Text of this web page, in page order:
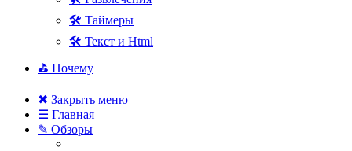
🛠 Таймеры
🛠 Текст и Html
⛳ Почему
✖ Закрыть меню
☰ Главная
✎ Обзоры